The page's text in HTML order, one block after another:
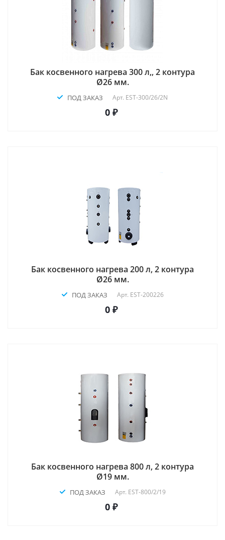
Бак косвенного нагрева 300 л,, 2 контура
Ø26 мм.
ПОД ЗАКАЗ Арт. EST-300/26/2N
0 ₽
Бак косвенного нагрева 200 л, 2 контура
Ø26 мм.
ПОД ЗАКАЗ Арт. EST-200226
0 ₽
Бак косвенного нагрева 800 л, 2 контура
Ø19 мм.
ПОД ЗАКАЗ Арт. EST-800/2/19
0 ₽